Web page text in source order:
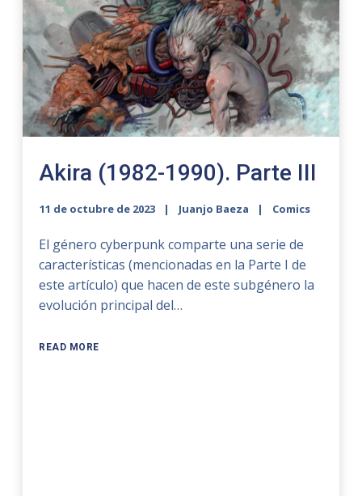
Akira (1982-1990). Parte III
11 de octubre de 2023 Juanjo Baeza Comics
El género cyberpunk comparte una serie de
características (mencionadas en la Parte I de
este artículo) que hacen de este subgénero la
evolución principal del…
READ MORE